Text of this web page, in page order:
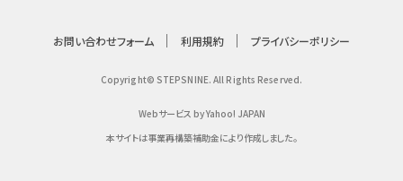
お問い合わせフォーム 利用規約 プライバシーポリシー
Copyright© STEPSNINE. All Rights Reserved.
Webサービス by Yahoo! JAPAN
本サイトは事業再構築補助金により作成しました。